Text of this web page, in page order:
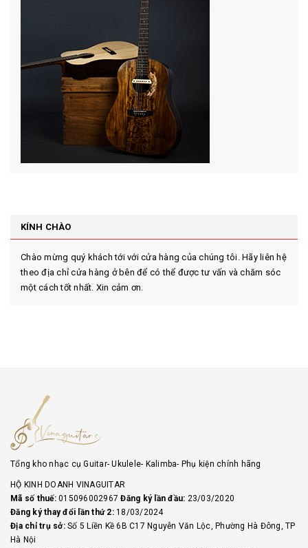
KÍNH CHÀO
Chào mừng quý khách tới với cửa hàng của chúng tôi. Hãy liên hệ
theo địa chỉ cửa hàng ở bên để có thể được tư vấn và chăm sóc
một cách tốt nhất. Xin cảm ơn.
Tổng kho nhạc cụ Guitar- Ukulele- Kalimba- Phụ kiện chính hãng
HỘ KINH DOANH VINAGUITAR
Mã số thuế:015096002967Đăng ký lần đầu: 23/03/2020
Đăng ký thay đổi lần thứ 2:18/03/2024
Địa chỉ trụ sở:Số 5 Liền Kề 6B C17 Nguyễn Văn Lộc, Phường Hà Đông, TP
Hà Nội